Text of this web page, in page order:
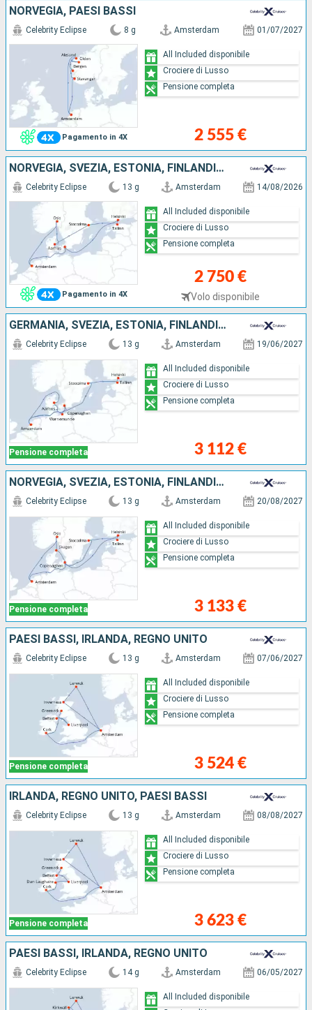
NORVEGIA, PAESI BASSI
Pagamento in 4X
Celebrity Eclipse 8 g Amsterdam 01/07/2027
2 555 €
All Included disponibile
Crociere di Lusso
Pensione completa
NORVEGIA, SVEZIA, ESTONIA, FINLANDIA, DANIMARCA, PAESI BASSI
Pagamento in 4X
Celebrity Eclipse 13 g Amsterdam 14/08/2026
2 750 €
Volo disponibile
All Included disponibile
Crociere di Lusso
Pensione completa
GERMANIA, SVEZIA, ESTONIA, FINLANDIA, DANIMARCA, PAESI BASSI
Pensione completa
Celebrity Eclipse 13 g Amsterdam 19/06/2027
3 112 €
All Included disponibile
Crociere di Lusso
Pensione completa
NORVEGIA, SVEZIA, ESTONIA, FINLANDIA, DANIMARCA, PAESI BASSI
Pensione completa
Celebrity Eclipse 13 g Amsterdam 20/08/2027
3 133 €
All Included disponibile
Crociere di Lusso
Pensione completa
PAESI BASSI, IRLANDA, REGNO UNITO
Pensione completa
Celebrity Eclipse 13 g Amsterdam 07/06/2027
3 524 €
All Included disponibile
Crociere di Lusso
Pensione completa
IRLANDA, REGNO UNITO, PAESI BASSI
Pensione completa
Celebrity Eclipse 13 g Amsterdam 08/08/2027
3 623 €
All Included disponibile
Crociere di Lusso
Pensione completa
PAESI BASSI, IRLANDA, REGNO UNITO
Celebrity Eclipse 14 g Amsterdam 06/05/2027
All Included disponibile